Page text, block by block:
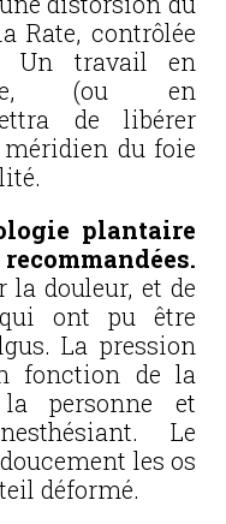
Rate, contrôlée
Un travail en
(ou en
de libérer
méridien du foie
plantaire
la douleur, et de
ont pu être
La pression
fonction de la
personne et
Le
les os
déformé.